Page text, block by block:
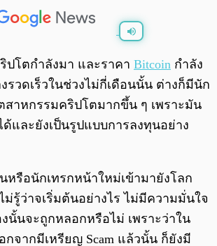
0:00
ปโตกำลังมา และราคา Bitcoin กำลัง
รวดเร็วในช่วงไม่กี่เดือนนั้น ต่างก็มีนัก
สาหกรรมคริปโตมากขึ้น ๆ เพราะมัน
ด้และยังเป็นรูปแบบการลงทุนอย่าง
หรือนักเทรกหน้าใหม่เข้ามายังโลก
รู้ว่าจเริ่มต้นอย่างไร ไม่มีความมั่นใจ
งนั้นจะถูกหลอกหรือไม่ เพราะว่าใน
จากมีเหรียญ Scam แล้วนั้น ก็ยังมี